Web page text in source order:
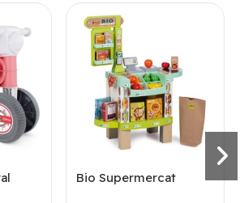
Bio Supermercat